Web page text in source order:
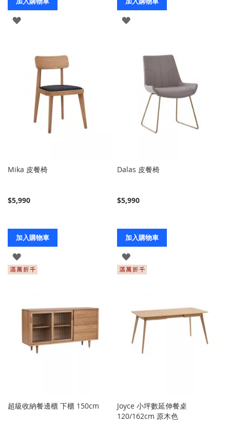
登
登
Mika 皮餐椅
$5,990
加入購物車
登
入
Dalas 皮餐椅
$5,990
加入購物車
登
入
超級收納餐邊櫃 下櫃 150cm
Joyce 小坪數延伸餐桌
120/162cm 原木色